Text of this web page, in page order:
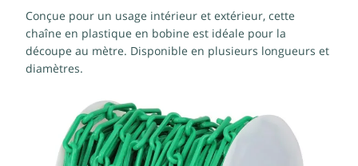
Conçue pour un usage intérieur et extérieur, cette
chaîne en plastique en bobine est idéale pour la
découpe au mètre. Disponible en plusieurs longueurs et
diamètres.